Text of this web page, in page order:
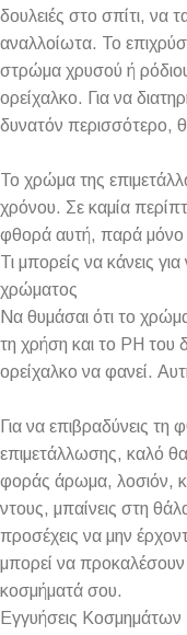
δουλειές στο σπίτι, να
αναλλοίωτα. Το
στρώμα χρυσού ή
ορείχαλκο. Για να
δυνατόν περισσότερο,
Το χρώμα της
χρόνου. Σε καμία
φθορά αυτή, παρά μόνο
Τι μπορείς να κάνεις
χρώματος
Να θυμάσαι ότι το
τη χρήση και το PH του
ορείχαλκο να φανεί.
Για να επιβραδύνεις
επιμετάλλωσης, καλό
φοράς άρωμα, λοσιόν,
ντους, μπαίνεις στη
προσέχεις να μην
μπορεί να προκαλέσουν
κοσμήματά σου.
Εγγυήσεις Κοσμημάτων